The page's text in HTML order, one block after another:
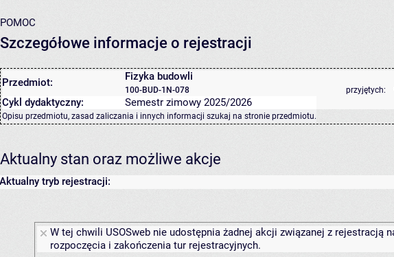
POMOC
Szczegółowe informacje o rejestracji
Przedmiot: Fizyka budowli
100-BUD-1N-078 przyjętych:
Cykl dydaktyczny: Semestr zimowy 2025/2026
Opisu przedmiotu, zasad zaliczania i innych informacji szukaj na stronie przedmiotu.
Aktualny stan oraz możliwe akcje
Aktualny tryb rejestracji:
W tej chwili USOSweb nie udostępnia żadnej akcji związanej z rejestracją
rozpoczęcia i zakończenia tur rejestracyjnych.